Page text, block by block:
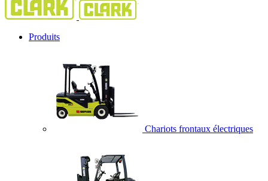
Produits
Chariots frontaux électriques